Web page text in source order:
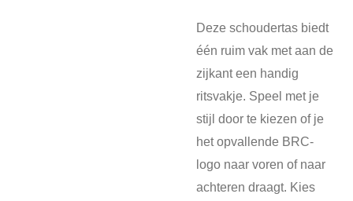
Deze schoudertas biedt
één ruim vak met aan de
zijkant een handig
ritsvakje. Speel met je
stijl door te kiezen of je
het opvallende BRC-
logo naar voren of naar
achteren draagt. Kies